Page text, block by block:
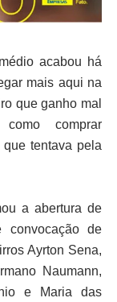
acabou há
mais aqui na
que ganho mal
comprar
que tentava pela
a abertura de
convocação de
Ayrton Sena,
Naumann,
e Maria das